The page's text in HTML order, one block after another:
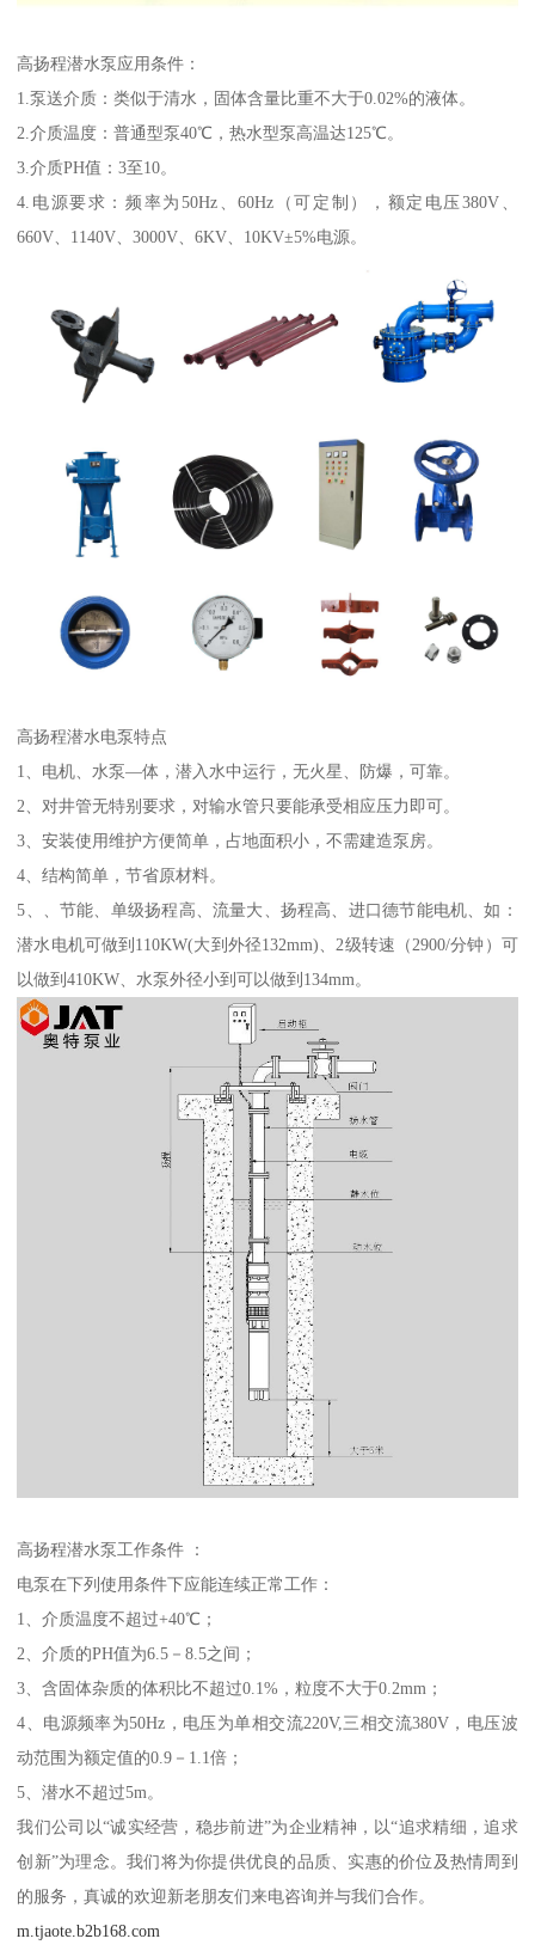
高扬程潜水泵应用条件：
1.泵送介质：类似于清水，固体含量比重不大于0.02%的液体。
2.介质温度：普通型泵40℃，热水型泵高温达125℃。
3.介质PH值：3至10。
4.电源要求：频率为50Hz、60Hz（可定制），额定电压380V、
660V、1140V、3000V、6KV、10KV±5%电源。
高扬程潜水电泵特点
1、电机、水泵—体，潜入水中运行，无火星、防爆，可靠。
2、对井管无特别要求，对输水管只要能承受相应压力即可。
3、安装使用维护方便简单，占地面积小，不需建造泵房。
4、结构简单，节省原材料。
5、、节能、单级扬程高、流量大、扬程高、进口德节能电机、如：
潜水电机可做到110KW(大到外径132mm)、2级转速（2900/分钟）可
以做到410KW、水泵外径小到可以做到134mm。
高扬程潜水泵工作条件 ：
电泵在下列使用条件下应能连续正常工作：
1、介质温度不超过+40℃；
2、介质的PH值为6.5－8.5之间；
3、含固体杂质的体积比不超过0.1%，粒度不大于0.2mm；
4、电源频率为50Hz，电压为单相交流220V,三相交流380V，电压波
动范围为额定值的0.9－1.1倍；
5、潜水不超过5m。
我们公司以“诚实经营，稳步前进”为企业精神，以“追求精细，追求
创新”为理念。我们将为你提供优良的品质、实惠的价位及热情周到
的服务，真诚的欢迎新老朋友们来电咨询并与我们合作。
m.tjaote.b2b168.com